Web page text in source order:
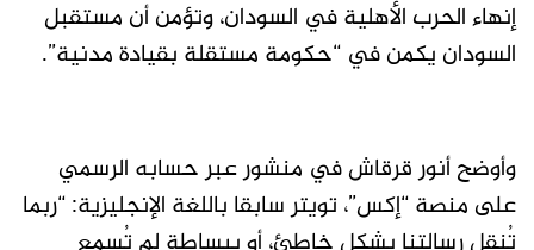
إنهاء الحرب الأهلية في السودان، وتؤمن أن مستقبل
السودان يكمن في “حكومة مستقلة بقيادة مدنية”.
وأوضح أنور قرقاش في منشور عبر حسابه الرسمي
على منصة “إكس”، تويتر سابقا باللغة الإنجليزية: “ربما